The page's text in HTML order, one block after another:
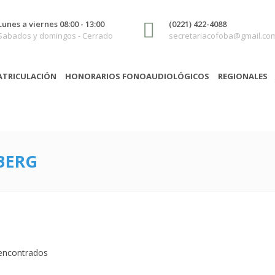
a viernes 08:00 - 13:00
y domingos - Cerrado
(0221) 422-4088
HONORARIOS FONOAUDIOLÓGICOS REGIONALES